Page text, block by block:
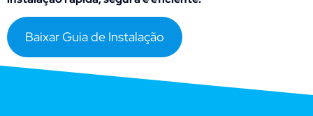
Baixar Guia de Instalação